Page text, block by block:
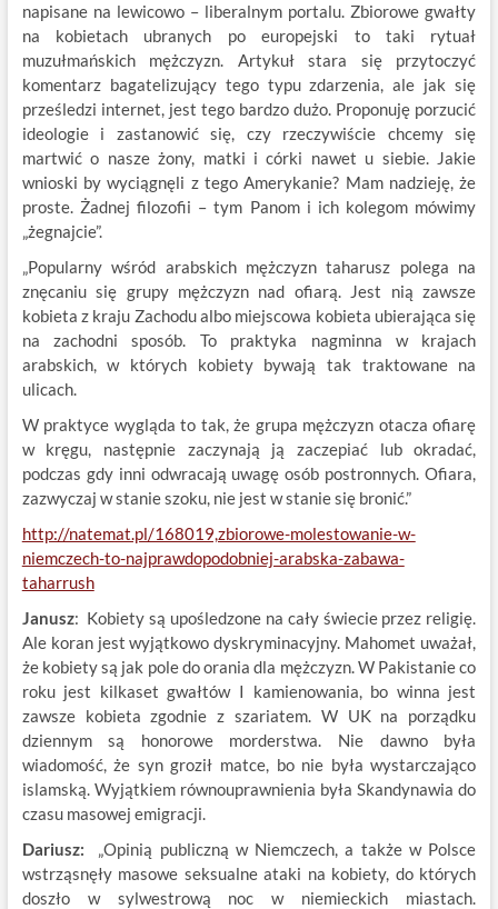
napisane na lewicowo – liberalnym portalu. Zbiorowe gwałty
na kobietach ubranych po europejski to taki rytuał
muzułmańskich mężczyzn. Artykuł stara się przytoczyć
komentarz bagatelizujący tego typu zdarzenia, ale jak się
prześledzi internet, jest tego bardzo dużo. Proponuję porzucić
ideologie i zastanowić się, czy rzeczywiście chcemy się
martwić o nasze żony, matki i córki nawet u siebie. Jakie
wnioski by wyciągnęli z tego Amerykanie? Mam nadzieję, że
proste. Żadnej filozofii – tym Panom i ich kolegom mówimy
„żegnajcie”.
„Popularny wśród arabskich mężczyzn taharusz polega na
znęcaniu się grupy mężczyzn nad ofiarą. Jest nią zawsze
kobieta z kraju Zachodu albo miejscowa kobieta ubierająca się
na zachodni sposób. To praktyka nagminna w krajach
arabskich, w których kobiety bywają tak traktowane na
ulicach.
W praktyce wygląda to tak, że grupa mężczyzn otacza ofiarę
w kręgu, następnie zaczynają ją zaczepiać lub okradać,
podczas gdy inni odwracają uwagę osób postronnych. Ofiara,
zazwyczaj w stanie szoku, nie jest w stanie się bronić.”
http://natemat.pl/168019,zbiorowe-molestowanie-w-
niemczech-to-najprawdopodobniej-arabska-zabawa-
taharrush
Janusz: Kobiety są upośledzone na cały świecie przez religię.
Ale koran jest wyjątkowo dyskryminacyjny. Mahomet uważał,
że kobiety są jak pole do orania dla mężczyzn. W Pakistanie co
roku jest kilkaset gwałtów I kamienowania, bo winna jest
zawsze kobieta zgodnie z szariatem. W UK na porządku
dziennym są honorowe morderstwa. Nie dawno była
wiadomość, że syn groził matce, bo nie była wystarczająco
islamską. Wyjątkiem równouprawnienia była Skandynawia do
czasu masowej emigracji.
Dariusz: „Opinią publiczną w Niemczech, a także w Polsce
wstrząsnęły masowe seksualne ataki na kobiety, do których
doszło w sylwestrową noc w niemieckich miastach.